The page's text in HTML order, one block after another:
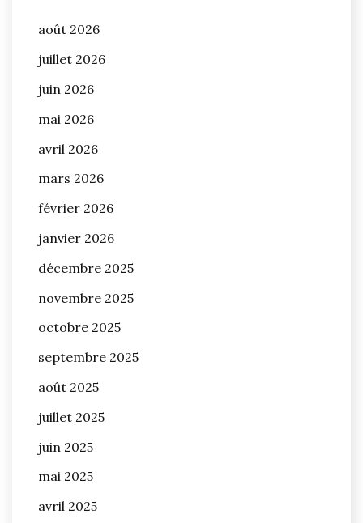
août 2026
juillet 2026
juin 2026
mai 2026
avril 2026
mars 2026
février 2026
janvier 2026
décembre 2025
novembre 2025
octobre 2025
septembre 2025
août 2025
juillet 2025
juin 2025
mai 2025
avril 2025